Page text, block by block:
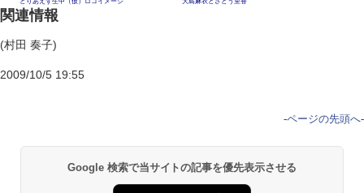
関連情報
(村田 奏子)
2009/10/5 19:55
-ページの先頭へ-
Google 検索で当サイトの記事を優先表示させる